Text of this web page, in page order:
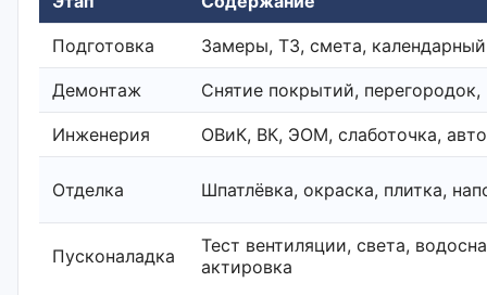
Подготовка Замеры, ТЗ, смета,
Демонтаж Снятие покрытий,
Инженерия ОВиК, ВК, ЭОМ, слаботочка,
Отделка Шпатлёвка, окраска, плитка,
Пусконаладка
Тест вентиляции, света,
актировка